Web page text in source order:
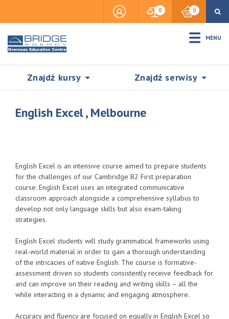
0 0
MENU
Znajdź kursy Znajdź serwisy
Insurance
Visas & Legal Stay
English Excel , Melbourne
English Excel is an intensive course aimed to prepare students
for the challenges of our Cambridge B2 First preparation
course. English Excel uses an integrated communicative
classroom approach alongside a comprehensive syllabus to
develop not only language skills but also exam-taking
strategies.
English Excel students will study grammatical frameworks using
real-world material in order to gain a thorough understanding
of the intricacies of native English. The course is formative-
assessment driven so students consistently receive feedback for
and can improve on their reading and writing skills – all the
while interacting in a dynamic and engaging atmosphere.
Accuracy and fluency are focused on equally in English Excel so